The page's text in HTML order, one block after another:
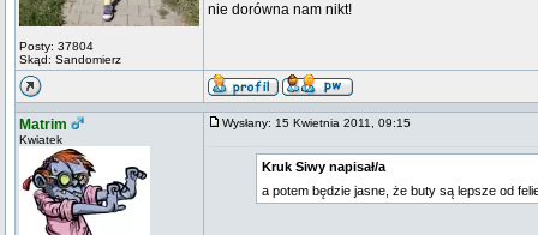
Posty: 37804
Skąd: Sandomierz
nie dorówna nam nikt!
Matrim
Kwiatek
Wysłany: 15 Kwietnia 2011, 09:15
Kruk Siwy napisał/a
a potem będzie jasne, że buty są lepsze od